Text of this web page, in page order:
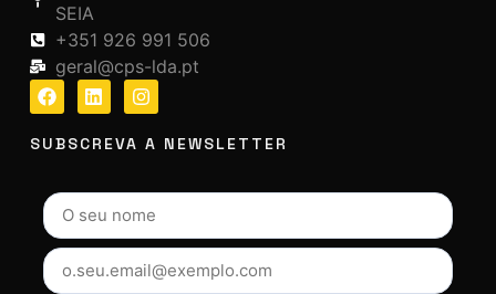
SEIA
+351 926 991 506
geral@cps-lda.pt
SUBSCREVA A NEWSLETTER